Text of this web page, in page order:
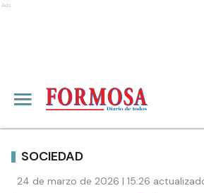
Ads
SOCIEDAD
24 de marzo de 2026 | 15:26